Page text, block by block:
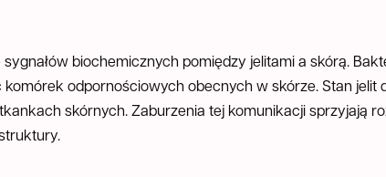
biochemicznych pomiędzy jelitami a skórą.
odpornościowych obecnych w skórze. Stan jelit
skórnych. Zaburzenia tej komunikacji sprzyjają